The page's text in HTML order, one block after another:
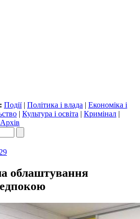
Події| Політика і влада | Економіка і
| Культура і освіта | Кримінал |
Архів
облаштування